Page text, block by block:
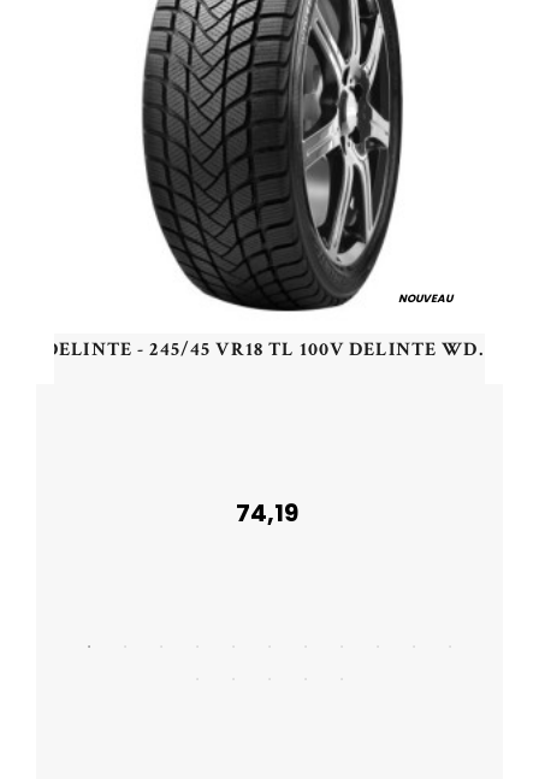
NOUVEAU
DELINTE - 245/45 VR18 TL 100V DELINTE WD6 - 2454518 - CBB
74,19